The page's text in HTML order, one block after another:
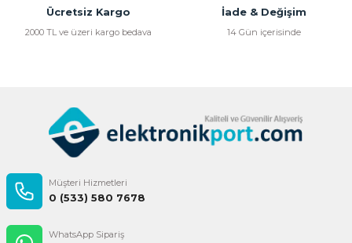
Bu ürüne benzer farklı alternatifler olmalı.
Ücretsiz Kargo
2000 TL ve üzeri kargo bedava
İade & Değişim
14 Gün içerisinde
Müşteri Hizmetleri
0 (533) 580 7678
WhatsApp Sipariş